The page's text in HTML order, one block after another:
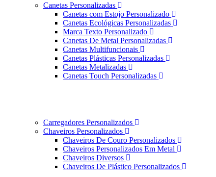
Canetas Personalizadas
Canetas com Estojo Personalizado
Canetas Ecológicas Personalizadas
Marca Texto Personalizado
Canetas De Metal Personalizadas
Canetas Multifuncionais
Canetas Plásticas Personalizadas
Canetas Metalizadas
Canetas Touch Personalizadas
Carregadores Personalizados
Chaveiros Personalizados
Chaveiros De Couro Personalizados
Chaveiros Personalizados Em Metal
Chaveiros Diversos
Chaveiros De Plástico Personalizados